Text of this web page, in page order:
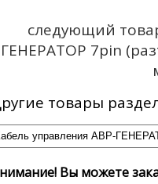
следующий
ГЕНЕРАТОР 7pin
товары
Вы можете